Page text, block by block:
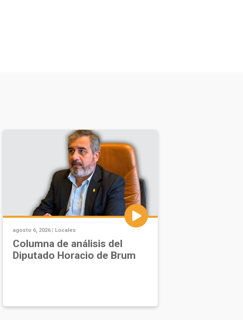
agosto 6, 2026 | Locales
Columna de análisis del
Diputado Horacio de Brum